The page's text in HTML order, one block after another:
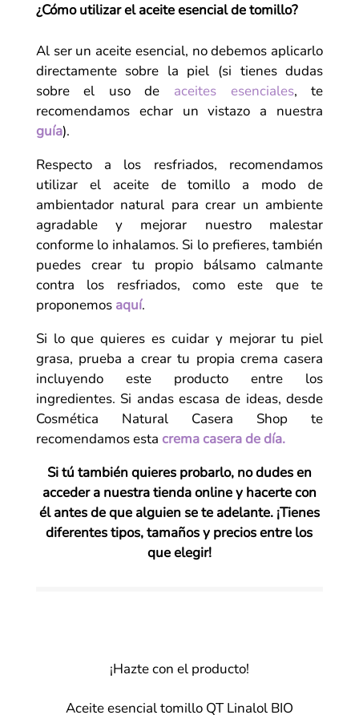
¿Cómo utilizar el aceite esencial de tomillo?
Al ser un aceite esencial, no debemos aplicarlo
directamente sobre la piel (si tienes dudas
sobre el uso de aceites esenciales, te
recomendamos echar un vistazo a nuestra
guía).
Respecto a los resfriados, recomendamos
utilizar el aceite de tomillo a modo de
ambientador natural para crear un ambiente
agradable y mejorar nuestro malestar
conforme lo inhalamos. Si lo prefieres, también
puedes crear tu propio bálsamo calmante
contra los resfriados, como este que te
proponemos aquí.
Si lo que quieres es cuidar y mejorar tu piel
grasa, prueba a crear tu propia crema casera
incluyendo este producto entre los
ingredientes. Si andas escasa de ideas, desde
Cosmética Natural Casera Shop te
recomendamos esta crema casera de día.
Si tú también quieres probarlo, no dudes en
acceder a nuestra tienda online y hacerte con
él antes de que alguien se te adelante. ¡Tienes
diferentes tipos, tamaños y precios entre los
que elegir!
¡Hazte con el producto!
Aceite esencial tomillo QT Linalol BIO